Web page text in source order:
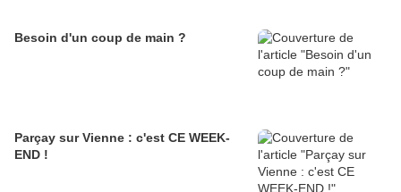
Besoin d'un coup de main ?
Parçay sur Vienne : c'est CE WEEK-
END !